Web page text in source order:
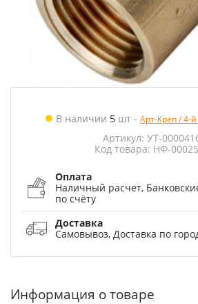
В наличии 5 шт - Арт-Креп / 4-
Артикул: УТ-
Код товара: НФ-
Оплата
Наличный расчет,
по счёту
Доставка
Самовывоз, Доставка по
Информация о товаре